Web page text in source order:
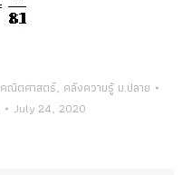
คณิตศาสตร์, คลังความรู้ ม.ปลาย
July 24, 2020